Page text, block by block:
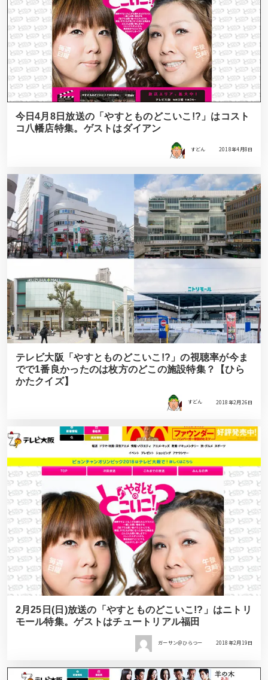
今日4月8日放送の「やすとものどこいこ!?」はコスト
コ八幡店特集。ゲストはダイアン
すどん 2018年4月8日
テレビ大阪「やすとものどこいこ!?」の視聴率が今ま
でで1番良かったのは枚方のどこの施設特集？【ひら
かたクイズ】
すどん 2018年2月26日
2月25日(日)放送の「やすとものどこいこ!?」はニトリ
モール特集。ゲストはチュートリアル福田
ガーサン＠ひらつー 2018年2月19日